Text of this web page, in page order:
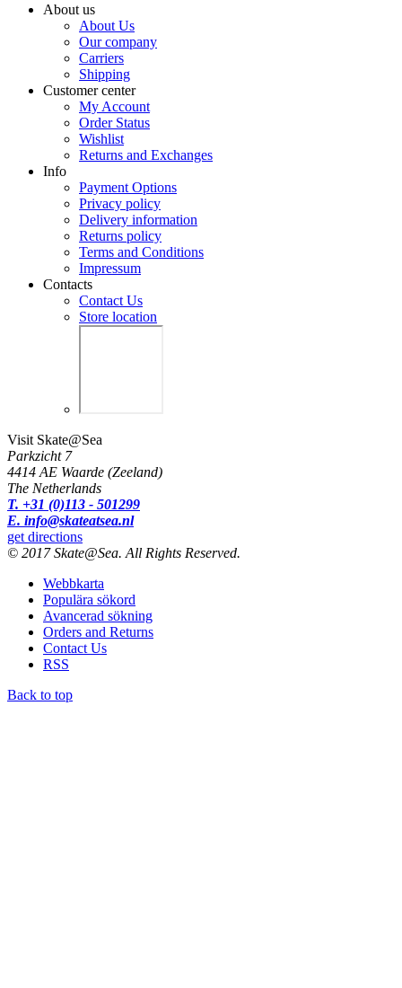
About us
About Us
Our company
Carriers
Shipping
Customer center
My Account
Order Status
Wishlist
Returns and Exchanges
Info
Payment Options
Privacy policy
Delivery information
Returns policy
Terms and Conditions
Impressum
Contacts
Contact Us
Store location
Visit Skate@Sea
Parkzicht 7
4414 AE Waarde (Zeeland)
The Netherlands
T. +31 (0)113 - 501299
E. info@skateatsea.nl
get directions
© 2017 Skate@Sea. All Rights Reserved.
Webbkarta
Populära sökord
Avancerad sökning
Orders and Returns
Contact Us
RSS
Back to top